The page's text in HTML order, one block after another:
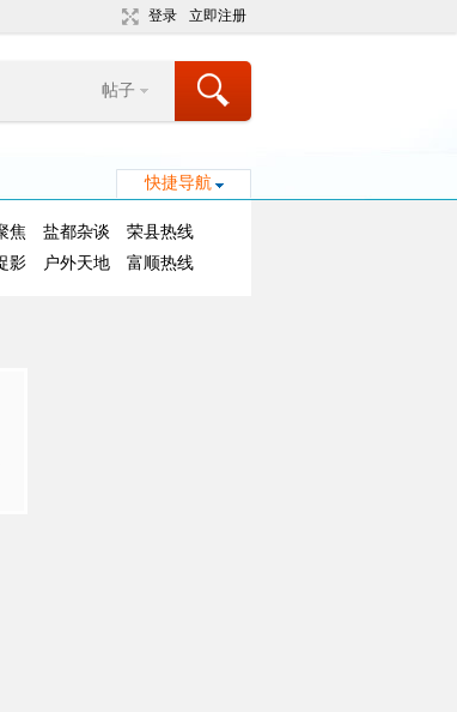
登录 立即注册
帖子
快捷导航
焦 盐都杂谈
荣县热线
影
户外天地 富顺热线